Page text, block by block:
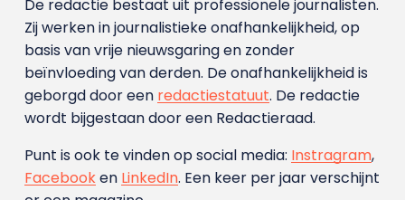
De redactie bestaat uit professionele journalisten.
Zij werken in journalistieke onafhankelijkheid, op
basis van vrije nieuwsgaring en zonder
beïnvloeding van derden. De onafhankelijkheid is
geborgd door een redactiestatuut. De redactie
wordt bijgestaan door een Redactieraad.
Punt is ook te vinden op social media: Instragram,
Facebooken LinkedIn. Een keer per jaar verschijnt